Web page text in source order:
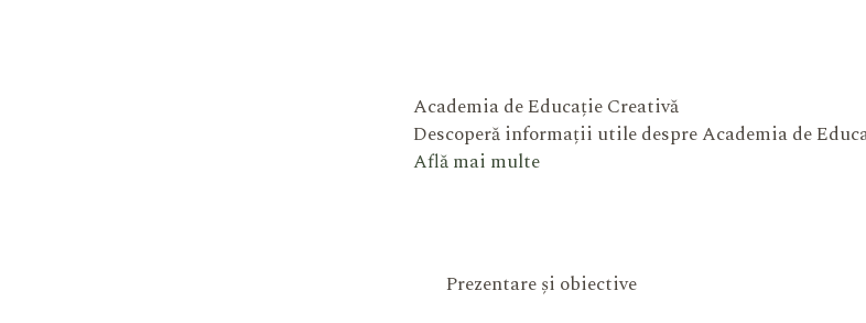
Academia de Educație Creativă
Descoperă informații utile despre Academia de
Află mai multe
Prezentare și obiective